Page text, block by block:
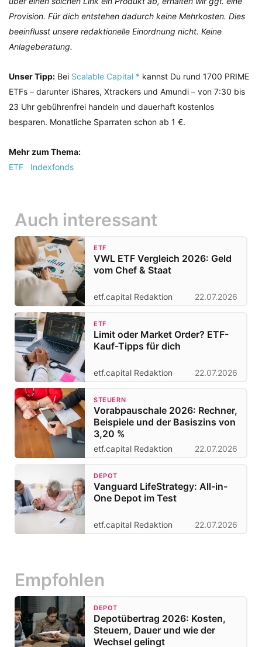
Provision. Für dich entstehen dadurch keine Mehrkosten. Dies
beeinflusst unsere redaktionelle Einordnung nicht. Keine
Anlageberatung.
Unser Tipp: Bei Scalable Capital * kannst Du rund 1700 PRIME
ETFs – darunter iShares, Xtrackers und Amundi – von 7:30 bis
23 Uhr gebührenfrei handeln und dauerhaft kostenlos
besparen. Monatliche Sparraten schon ab 1 €.
Mehr zum Thema:
ETF
Indexfonds
Auch interessant
ETF
VWL ETF Vergleich 2026: Geld
vom Chef & Staat
etf.capital Redaktion 22.07.2026
ETF
Limit oder Market Order? ETF-
Kauf-Tipps für dich
etf.capital Redaktion 22.07.2026
STEUERN
Vorabpauschale 2026: Rechner,
Beispiele und der Basiszins von
3,20 %
etf.capital Redaktion 22.07.2026
DEPOT
Vanguard LifeStrategy: All-in-
One Depot im Test
etf.capital Redaktion 22.07.2026
Empfohlen
DEPOT
Depotübertrag 2026: Kosten,
Steuern, Dauer und wie der
Wechsel gelingt